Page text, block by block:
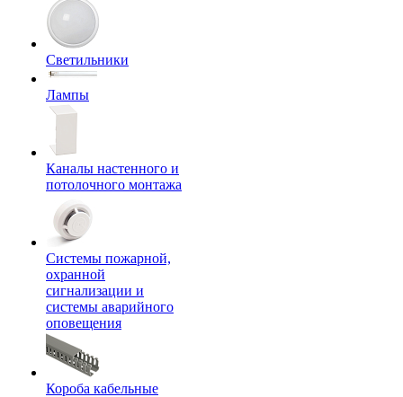
Светильники
Лампы
Каналы настенного и
потолочного монтажа
Системы пожарной,
охранной
сигнализации и
системы аварийного
оповещения
Короба кабельные